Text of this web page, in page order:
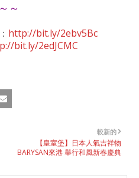
～
http://bit.ly/2ebv5Bc
bit.ly/2edJCMC
較新的
【皇室堡】日本人氣吉祥物
BARYSAN來港 舉行和風新春慶典